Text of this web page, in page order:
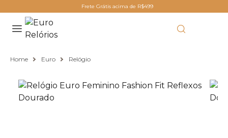
Frete Grátis acima de R$499
Home Euro Relógio